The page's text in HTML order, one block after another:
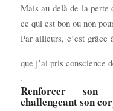
Mais au delà de la perte
ce qui est bon ou non
Par ailleurs, c’est grâce
que j’ai pris conscience
.
Renforcer son
challengeant son